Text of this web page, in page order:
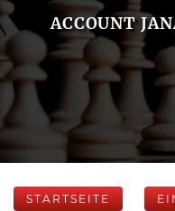
ACCOUNT
STARTSEITE